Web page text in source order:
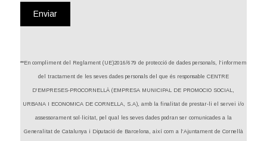
**En compliment del Reglament (UE)2016/679 de protecció de dades personals, l’informem
del tractament de les seves dades personals del que és responsable CENTRE
D’EMPRESES-PROCORNELLÀ (EMPRESA MUNICIPAL DE PROMOCIO SOCIAL,
URBANA I ECONOMICA DE CORNELLA, S.A), amb la finalitat de prestar-li el servei i/o
assessorament sol·licitat, pel qual les seves dades podran ser comunicades a la
Generalitat de Catalunya i Diputació de Barcelona, així com a l’Ajuntament de Cornellà